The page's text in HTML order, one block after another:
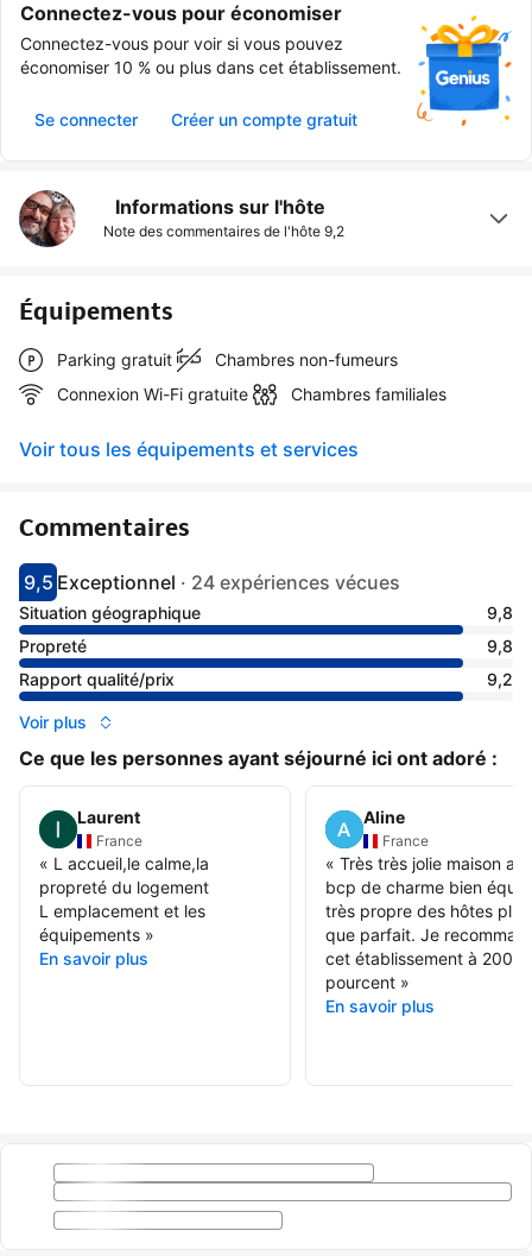
Connectez-vous pour économiser
Connectez-vous pour voir si vous pouvez
économiser 10 % ou plus dans cet établissement.
Se connecter Créer un compte gratuit
Informations sur l'hôte
Note des commentaires de l'hôte 9,2
Équipements
Parking gratuit
Chambres non-fumeurs
Connexion Wi-Fi gratuite
Chambres familiales
Voir tous les équipements et services
Commentaires
Avec une note de 9.5
9,5
exceptionnel
Exceptionnel · 24 expériences vécues
Situation géographique
9,8
Propreté
9,8
Rapport qualité/prix
9,2
Voir plus
Ce que les personnes ayant séjourné ici ont adoré :
Laurent
France
« L accueil,le calme,la
propreté du logement
L emplacement et les
équipements »
En savoir plus
Aline
France
« Très très jolie maison
bcp de charme bien
très propre des hôtes plus
que parfait. Je
cet établissement à 200
pourcent»
En savoir plus